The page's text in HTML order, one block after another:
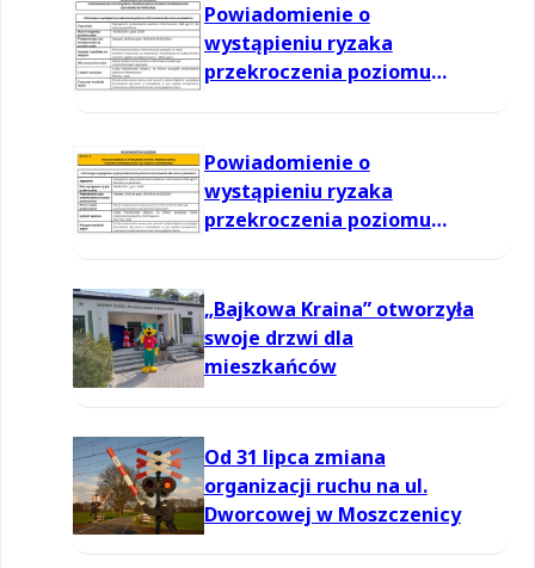
Powiadomienie o
wystąpieniu ryzaka
przekroczenia poziomu
Powiadomienie o
wystąpieniu ryzaka
przekroczenia poziomu
„Bajkowa Kraina” otworzyła
swoje drzwi dla
mieszkańców
Od 31 lipca zmiana
organizacji ruchu na ul.
Dworcowej w Moszczenicy